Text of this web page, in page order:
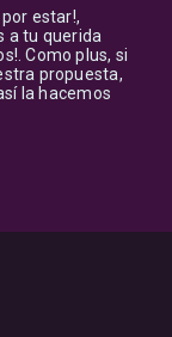
estar!,
a tu querida
Como plus, si
propuesta,
la hacemos